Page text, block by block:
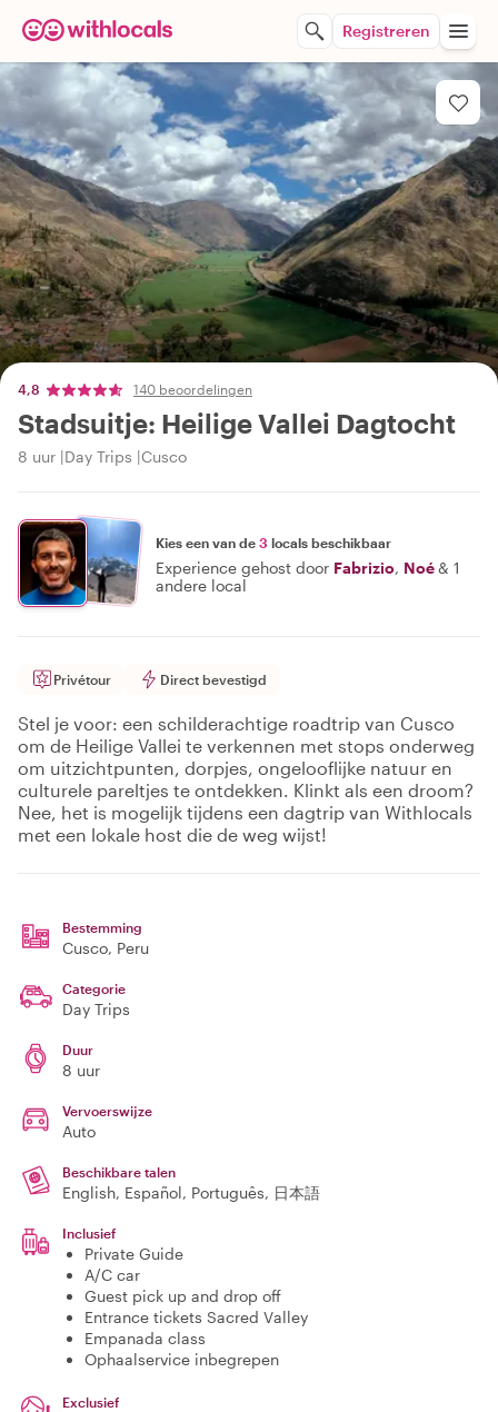
Registreren
4,8 140 beoordelingen
Stadsuitje: Heilige Vallei Dagtocht
8 uur Day Trips Cusco
Kies een van de 3 locals beschikbaar
Experience gehost door Fabrizio, Noé& 1
andere local
Privétour Direct bevestigd
Stel je voor: een schilderachtige roadtrip van Cusco
om de Heilige Vallei te verkennen met stops onderweg
om uitzichtpunten, dorpjes, ongelooflijke natuur en
culturele pareltjes te ontdekken. Klinkt als een droom?
Nee, het is mogelijk tijdens een dagtrip van Withlocals
met een lokale host die de weg wijst!
Bestemming
Cusco, Peru
Categorie
Day Trips
Duur
8 uur
Vervoerswijze
Auto
Beschikbare talen
English, Español, Português, 日本語
Inclusief
Private Guide
A/C car
Guest pick up and drop off
Entrance tickets Sacred Valley
Empanada class
Ophaalservice inbegrepen
Exclusief